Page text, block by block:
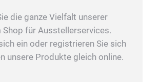
die ganze Vielfalt unserer
Shop für Ausstellerservices.
ein oder registrieren Sie sich
unsere Produkte gleich online.